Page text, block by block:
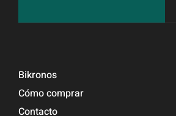
Bikronos
Cómo comprar
Contacto